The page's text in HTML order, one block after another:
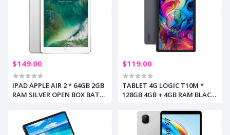
$149.00
IPAD APPLE AIR 2 * 64GB 2GB
RAM SILVER OPEN BOX BAT
$119.00
TABLET 4G LOGIC T10M *
128GB 4GB + 4GB RAM BLACK